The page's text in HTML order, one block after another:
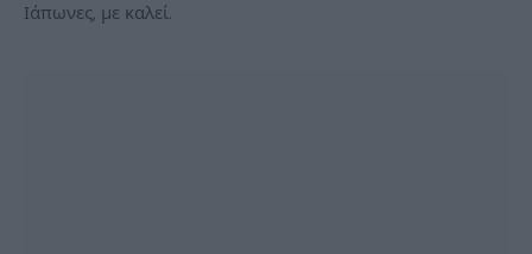
Ιάπωνες, με καλεί.